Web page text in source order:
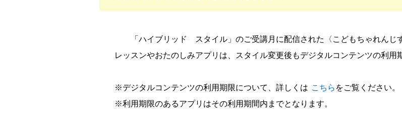
「ハイブリッド スタイル」のご受講月に配信された〈こどもちゃれんじ
レッスンやおたのしみアプリは、スタイル変更後もデジタルコンテンツの利用
※デジタルコンテンツの利用期限について、詳しくは こちら をご覧ください。
※利用期限のあるアプリはその利用期間内までとなります。